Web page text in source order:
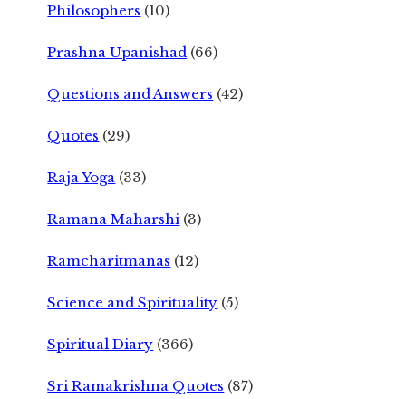
Philosophers (10)
Prashna Upanishad (66)
Questions and Answers (42)
Quotes (29)
Raja Yoga (33)
Ramana Maharshi (3)
Ramcharitmanas (12)
Science and Spirituality (5)
Spiritual Diary (366)
Sri Ramakrishna Quotes (87)